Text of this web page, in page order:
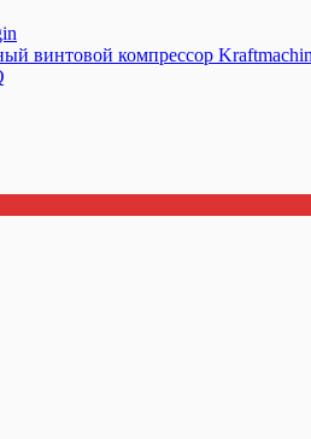
винтовой компрессор